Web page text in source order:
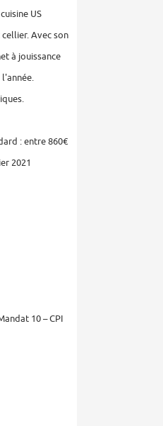
US
cellier. Avec son
à jouissance
: entre 860€
2021
10 – CPI